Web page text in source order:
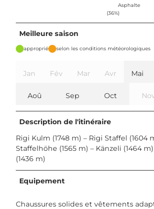
Asphalte
(36%)
Meilleure saison
approprié selon les conditions météorologiques
Jan Fév Mar Avr Mai
Aoû Sep Oct
Description de l'itinéraire
Rigi Kulm (1748 m) – Rigi Staffel (1604
Staffelhöhe (1565 m) – Känzeli (1464
(1436 m)
Equipement
Chaussures solides et vêtements